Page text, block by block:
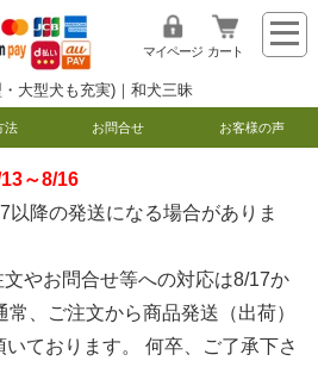
大型犬も充実)｜和犬三昧
マイページ カート
法 お問合せ お客様の声
～8/16
以降の発送になる場合がありま
やお問合せ等への対応は8/17か
、ご注文から商品発送（出荷）
ております。 何卒、ご了承下さ